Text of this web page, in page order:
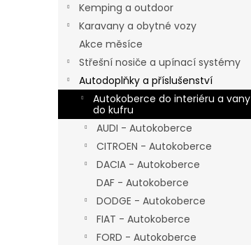
Kemping a outdoor
Karavany a obytné vozy
Akce měsíce
Střešní nosiče a upínací systémy
Autodoplňky a příslušenství
Autokoberce do interiéru a vany
do kufru
AUDI - Autokoberce
CITROEN - Autokoberce
DACIA - Autokoberce
DAF - Autokoberce
DODGE - Autokoberce
FIAT - Autokoberce
FORD - Autokoberce